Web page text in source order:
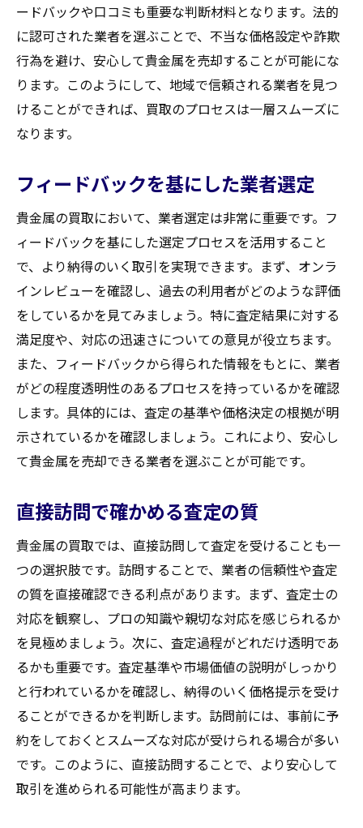
ードバックや口コミも重要な判断材料となります。法的
に認可された業者を選ぶことで、不当な価格設定や詐欺
行為を避け、安心して貴金属を売却することが可能にな
ります。このようにして、地域で信頼される業者を見つ
けることができれば、買取のプロセスは一層スムーズに
なります。
フィードバックを基にした業者選定
貴金属の買取において、業者選定は非常に重要です。フ
ィードバックを基にした選定プロセスを活用すること
で、より納得のいく取引を実現できます。まず、オンラ
インレビューを確認し、過去の利用者がどのような評価
をしているかを見てみましょう。特に査定結果に対する
満足度や、対応の迅速さについての意見が役立ちます。
また、フィードバックから得られた情報をもとに、業者
がどの程度透明性のあるプロセスを持っているかを確認
します。具体的には、査定の基準や価格決定の根拠が明
示されているかを確認しましょう。これにより、安心し
て貴金属を売却できる業者を選ぶことが可能です。
直接訪問で確かめる査定の質
貴金属の買取では、直接訪問して査定を受けることも一
つの選択肢です。訪問することで、業者の信頼性や査定
の質を直接確認できる利点があります。まず、査定士の
対応を観察し、プロの知識や親切な対応を感じられるか
を見極めましょう。次に、査定過程がどれだけ透明であ
るかも重要です。査定基準や市場価値の説明がしっかり
と行われているかを確認し、納得のいく価格提示を受け
ることができるかを判断します。訪問前には、事前に予
約をしておくとスムーズな対応が受けられる場合が多い
です。このように、直接訪問することで、より安心して
取引を進められる可能性が高まります。